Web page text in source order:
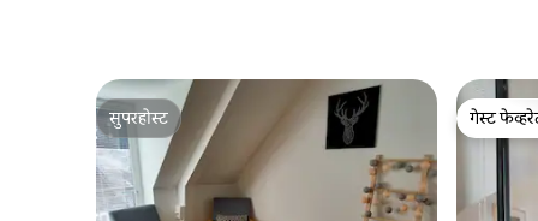
सुपरहोस्ट
सुपरहोस्ट
गेस्ट
गेस्ट